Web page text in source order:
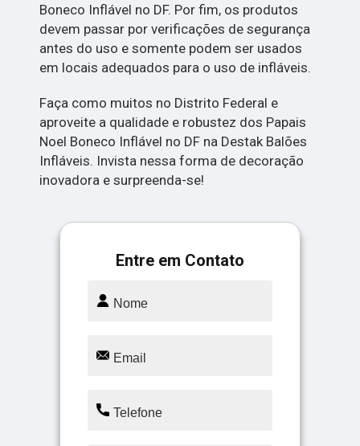
Boneco Inflável no DF. Por fim, os produtos
devem passar por verificações de segurança
antes do uso e somente podem ser usados
em locais adequados para o uso de infláveis.
Faça como muitos no Distrito Federal e
aproveite a qualidade e robustez dos Papais
Noel Boneco Inflável no DF na Destak Balões
Infláveis. Invista nessa forma de decoração
inovadora e surpreenda-se!
Entre em Contato